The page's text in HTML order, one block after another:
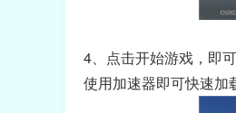
4、点击开始游戏，即
使用加速器即可快速加